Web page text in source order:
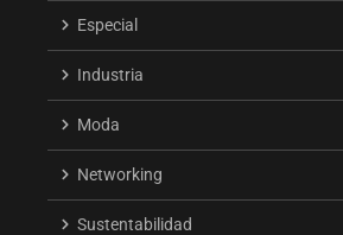
Especial
Industria
Moda
Networking
Sustentabilidad